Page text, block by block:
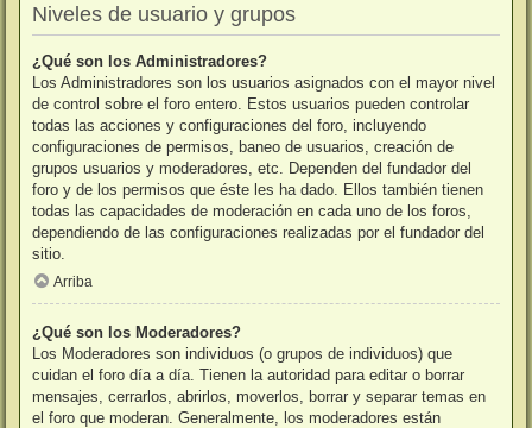
Niveles de usuario y grupos
¿Qué son los Administradores?
Los Administradores son los usuarios asignados con el mayor nivel
de control sobre el foro entero. Estos usuarios pueden controlar
todas las acciones y configuraciones del foro, incluyendo
configuraciones de permisos, baneo de usuarios, creación de
grupos usuarios y moderadores, etc. Dependen del fundador del
foro y de los permisos que éste les ha dado. Ellos también tienen
todas las capacidades de moderación en cada uno de los foros,
dependiendo de las configuraciones realizadas por el fundador del
sitio.
Arriba
¿Qué son los Moderadores?
Los Moderadores son individuos (o grupos de individuos) que
cuidan el foro día a día. Tienen la autoridad para editar o borrar
mensajes, cerrarlos, abrirlos, moverlos, borrar y separar temas en
el foro que moderan. Generalmente, los moderadores están